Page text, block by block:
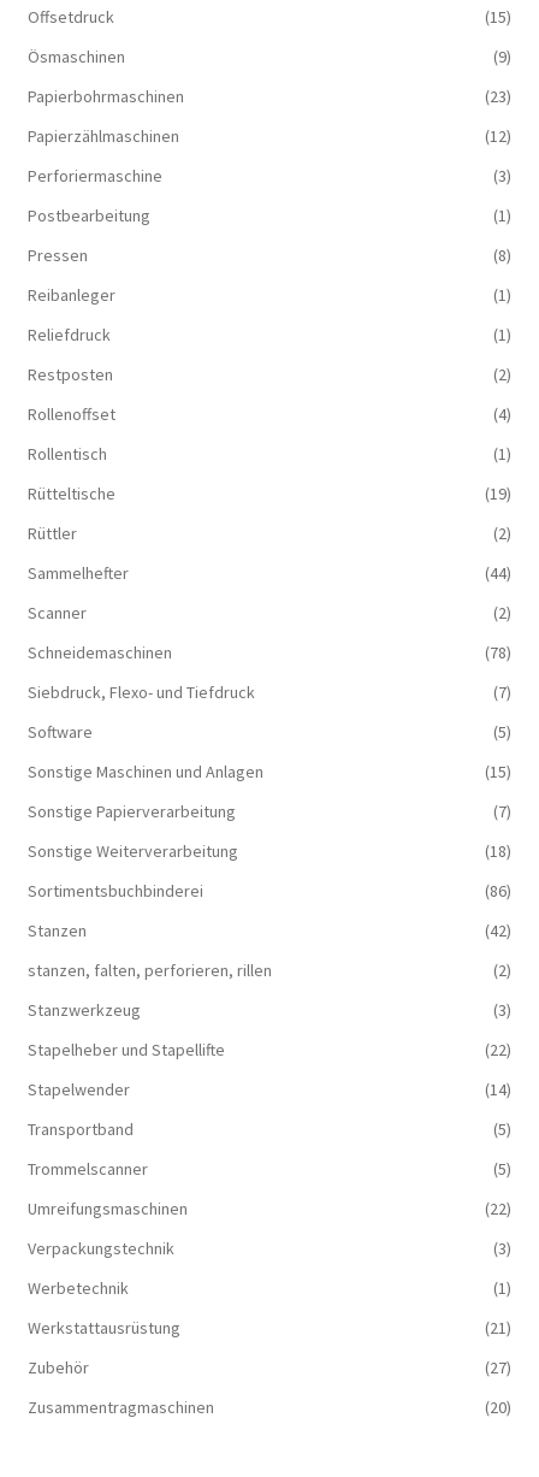
Offsetdruck
(15)
Ösmaschinen
(9)
Papierbohrmaschinen
(23)
Papierzählmaschinen
(12)
Perforiermaschine
(3)
Postbearbeitung
(1)
Pressen
(8)
Reibanleger
(1)
Reliefdruck
(1)
Restposten
(2)
Rollenoffset
(4)
Rollentisch
(1)
Rütteltische
(19)
Rüttler
(2)
Sammelhefter
(44)
Scanner
(2)
Schneidemaschinen
(78)
Siebdruck, Flexo- und Tiefdruck
(7)
Software
(5)
Sonstige Maschinen und Anlagen
(15)
Sonstige Papierverarbeitung
(7)
Sonstige Weiterverarbeitung
(18)
Sortimentsbuchbinderei
(86)
Stanzen
(42)
stanzen, falten, perforieren, rillen
(2)
Stanzwerkzeug
(3)
Stapelheber und Stapellifte
(22)
Stapelwender
(14)
Transportband
(5)
Trommelscanner
(5)
Umreifungsmaschinen
(22)
Verpackungstechnik
(3)
Werbetechnik
(1)
Werkstattausrüstung
(21)
Zubehör
(27)
Zusammentragmaschinen
(20)